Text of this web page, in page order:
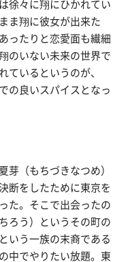
徐々に翔にひかれてい
ま翔に彼女が出来た
ったりと恋愛面も繊細
のいない未来の世界で
ているというのが、
の良いスパイスとなっ
芽（もちづきなつめ）
断をしたために東京を
た。そこで出会ったの
ろう）というその町の
いう一族の末裔である
中でやりたい放題。東